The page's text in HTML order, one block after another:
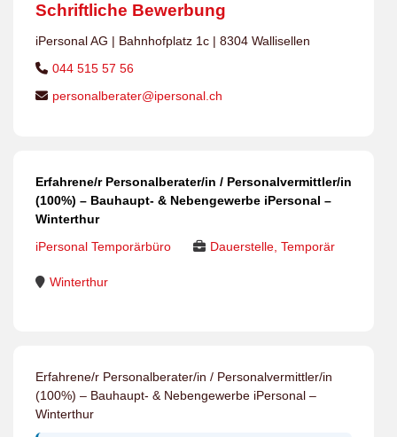
Schriftliche Bewerbung
iPersonal AG | Bahnhofplatz 1c | 8304 Wallisellen
044 515 57 56
personalberater@ipersonal.ch
Erfahrene/r Personalberater/in / Personalvermittler/in
(100%) – Bauhaupt- & Nebengewerbe iPersonal –
Winterthur
iPersonal Temporärbüro
Dauerstelle, Temporär
Winterthur
Erfahrene/r Personalberater/in / Personalvermittler/in
(100%) – Bauhaupt- & Nebengewerbe iPersonal –
Winterthur